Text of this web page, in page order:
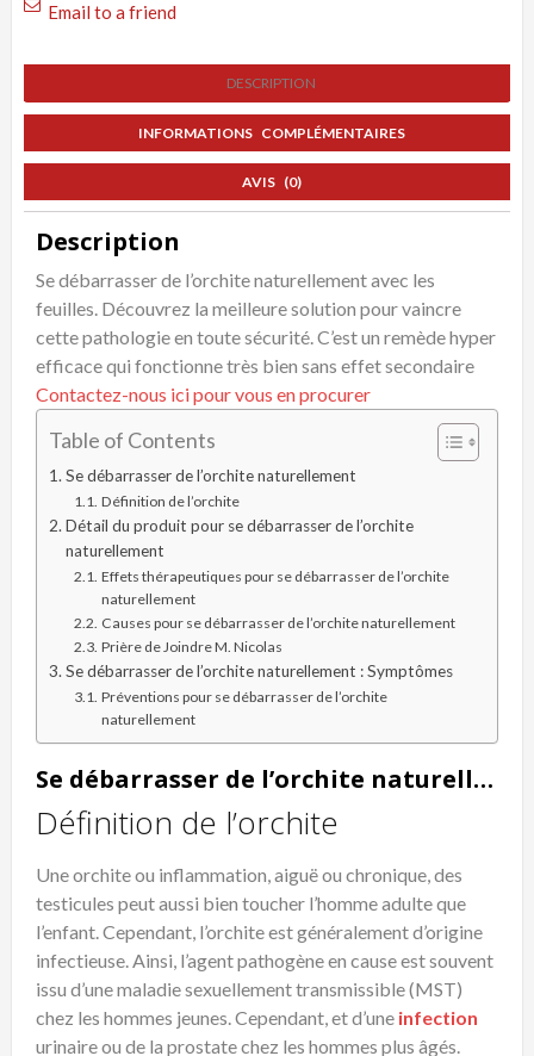
Plantes
Email to a friend
DESCRIPTION
INFORMATIONS COMPLÉMENTAIRES
AVIS (0)
Description
Se débarrasser de l’orchite naturellement avec les
feuilles. Découvrez la meilleure solution pour vaincre
cette pathologie en toute sécurité. C’est un remède hyper
efficace qui fonctionne très bien sans effet secondaire
Contactez-nous ici pour vous en procurer
Table of Contents
Se débarrasser de l’orchite naturellement
Définition de l’orchite
Détail du produit pour se débarrasser de l’orchite
naturellement
Effets thérapeutiques pour se débarrasser de l’orchite
naturellement
Causes pour se débarrasser de l’orchite naturellement
Prière de Joindre M. Nicolas
Se débarrasser de l’orchite naturellement : Symptômes
Préventions pour se débarrasser de l’orchite
naturellement
Se débarrasser de l’orchite naturellement
Définition de l’orchite
Une orchite ou inflammation, aiguë ou chronique, des
testicules peut aussi bien toucher l’homme adulte que
l’enfant. Cependant, l’orchite est généralement d’origine
infectieuse. Ainsi, l’agent pathogène en cause est souvent
issu d’une maladie sexuellement transmissible (MST)
chez les hommes jeunes. Cependant, et d’une infection
urinaire ou de la prostate chez les hommes plus âgés.